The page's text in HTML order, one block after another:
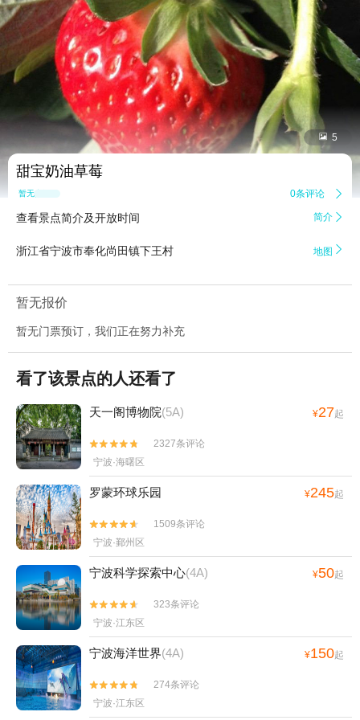
 5
甜宝奶油草莓
暂无点评 0条评论 
查看景点简介及开放时间 简介 
浙江省宁波市奉化尚田镇下王村 地图 
暂无报价
暂无门票预订，我们正在努力补充
看了该景点的人还看了
天一阁博物院(5A) ¥27起


2327条评论
宁波·海曙区
罗蒙环球乐园 ¥245起


1509条评论
宁波·鄞州区
宁波科学探索中心(4A) ¥50起


323条评论
宁波·江东区
宁波海洋世界(4A) ¥150起


274条评论
宁波·江东区
